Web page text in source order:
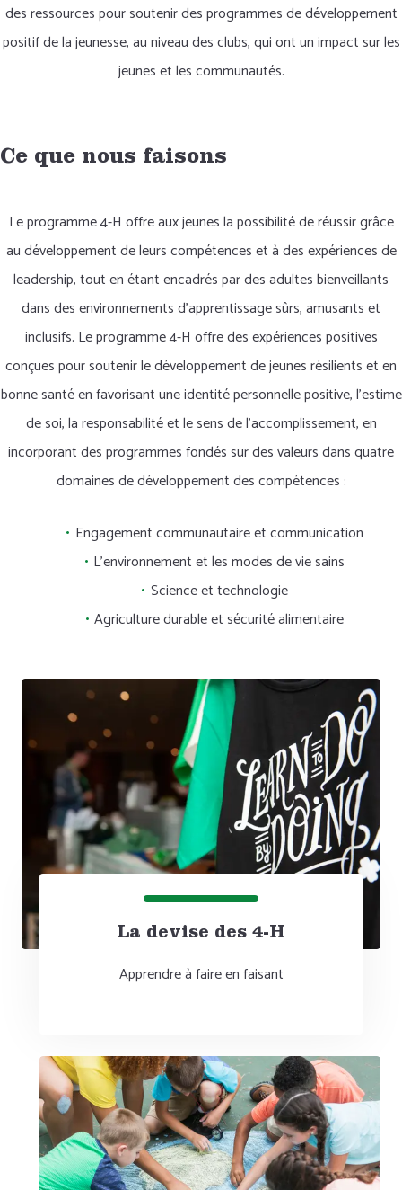
des ressources pour soutenir des programmes de développement
positif de la jeunesse, au niveau des clubs, qui ont un impact sur les
jeunes et les communautés.
Ce que nous faisons
Le programme 4-H offre aux jeunes la possibilité de réussir grâce
au développement de leurs compétences et à des expériences de
leadership, tout en étant encadrés par des adultes bienveillants
dans des environnements d'apprentissage sûrs, amusants et
inclusifs. Le programme 4-H offre des expériences positives
conçues pour soutenir le développement de jeunes résilients et en
bonne santé en favorisant une identité personnelle positive, l'estime
de soi, la responsabilité et le sens de l'accomplissement, en
incorporant des programmes fondés sur des valeurs dans quatre
domaines de développement des compétences :
Engagement communautaire et communication
L'environnement et les modes de vie sains
Science et technologie
Agriculture durable et sécurité alimentaire
La devise des 4-H
Apprendre à faire en faisant